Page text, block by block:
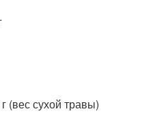
(вес сухой травы)